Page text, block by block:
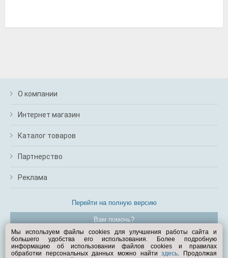
О компании
Интернет магазин
Каталог товаров
Партнерство
Реклама
Перейти на полную версию
Вам помочь?
© Exist.ru 1998—2026
Мы используем файлы cookies для улучшения работы сайта и
большего удобства его использования. Более подробную
информацию об использовании файлов cookies и правилах
обработки персональных данных можно найтиздесь. Продолжая